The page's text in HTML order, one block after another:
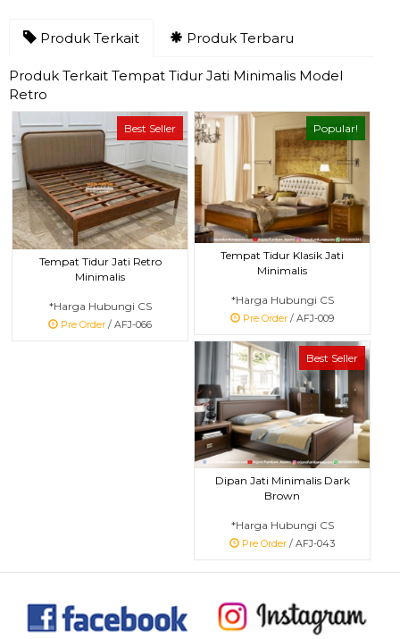
Produk Terkait Produk Terbaru
Produk Terkait Tempat Tidur Jati Minimalis Model
Retro
Best Seller
Tempat Tidur Jati Retro
Minimalis
*Harga Hubungi CS
Pre Order / AFJ-066
Popular!
Tempat Tidur Klasik Jati
Minimalis
*Harga Hubungi CS
Pre Order / AFJ-009
Best Seller
Dipan Jati Minimalis Dark
Brown
*Harga Hubungi CS
Pre Order / AFJ-043